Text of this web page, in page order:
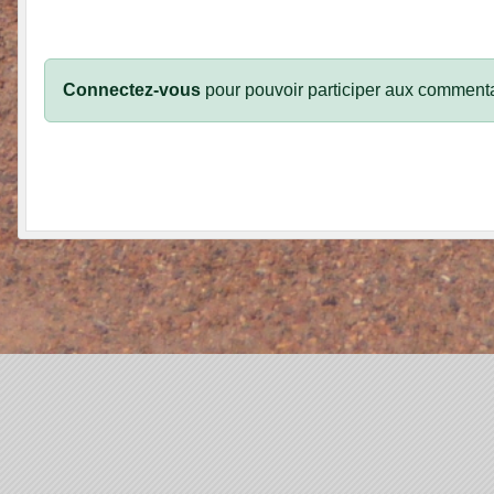
Connectez-vous pour pouvoir participer aux